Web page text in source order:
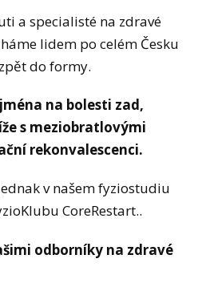
a specialisté na zdravé
lidem po celém Česku
do formy.
na bolesti zad,
s meziobratlovými
rekonvalescenci.
v našem fyziostudiu
CoreRestart..
odborníky na zdravé